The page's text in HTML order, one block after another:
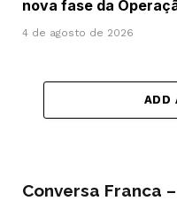
nova fase da
4 de agosto de 2026
ADD
Conversa Franca